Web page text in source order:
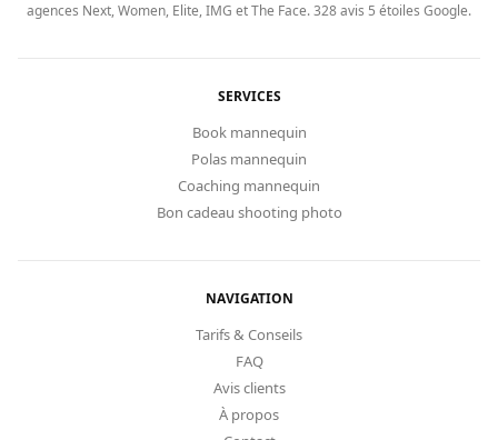
agences Next, Women, Elite, IMG et The Face. 328 avis 5 étoiles Google.
SERVICES
Book mannequin
Polas mannequin
Coaching mannequin
Bon cadeau shooting photo
NAVIGATION
Tarifs & Conseils
FAQ
Avis clients
À propos